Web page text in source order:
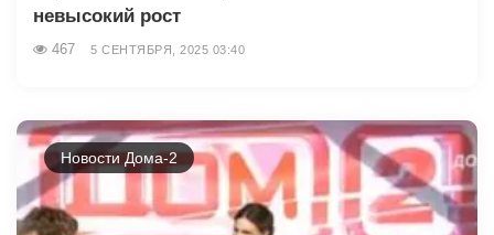
невысокий рост
467 5 СЕНТЯБРЯ, 2025 03:40
Новости Дома-2